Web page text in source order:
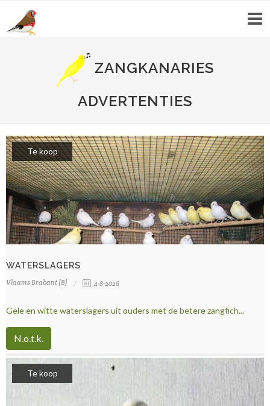
ZANGKANARIES
ADVERTENTIES
Te koop
WATERSLAGERS
Vlaams Brabant (B) 4-8-2026
Gele en witte waterslagers uit ouders met de betere zangfich...
N.o.t.k.
Te koop